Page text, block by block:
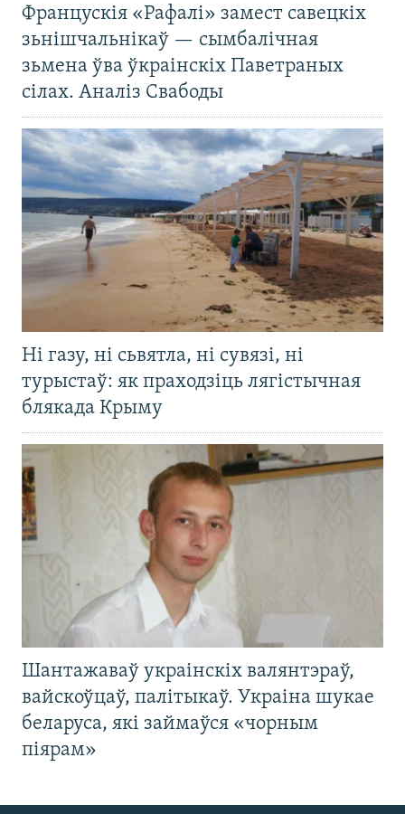
Францускія «Рафалі» замест савецкіх
зьнішчальнікаў — сымбалічная
зьмена ўва ўкраінскіх Паветраных
сілах. Аналіз Свабоды
Ні газу, ні сьвятла, ні сувязі, ні
турыстаў: як праходзіць лягістычная
блякада Крыму
Шантажаваў украінскіх валянтэраў,
вайскоўцаў, палітыкаў. Украіна шукае
беларуса, які займаўся «чорным
піярам»